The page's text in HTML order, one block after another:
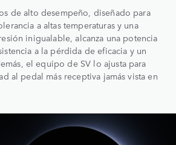
de alto desempeño, diseñado para
a altas temperaturas y una
inigualable, alcanza una potencia
a la pérdida de eficacia y un
el equipo de SV lo ajusta para
al pedal más receptiva jamás vista en